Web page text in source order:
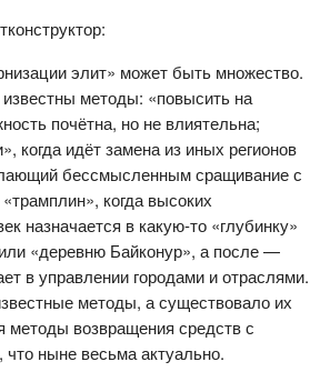
элит» может быть множество.
методы: «повысить на
почётна, но не влиятельна;
когда идёт замена из иных регионов
бессмысленным сращивание с
когда высоких
назначается в какую-то «глубинку»
«деревню Байконур», а после —
в управлении городами и отраслями.
методы, а существовало их
методы возвращения средств с
ныне весьма актуально.